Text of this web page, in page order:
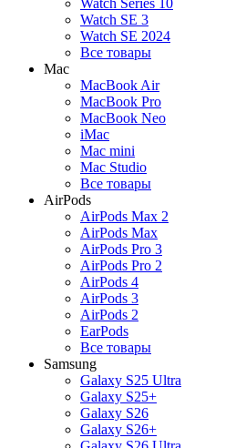
Watch Series 10
Watch SE 3
Watch SE 2024
Все товары
Mac
MacBook Air
MacBook Pro
MacBook Neo
iMac
Mac mini
Mac Studio
Все товары
AirPods
AirPods Max 2
AirPods Max
AirPods Pro 3
AirPods Pro 2
AirPods 4
AirPods 3
AirPods 2
EarPods
Все товары
Samsung
Galaxy S25 Ultra
Galaxy S25+
Galaxy S26
Galaxy S26+